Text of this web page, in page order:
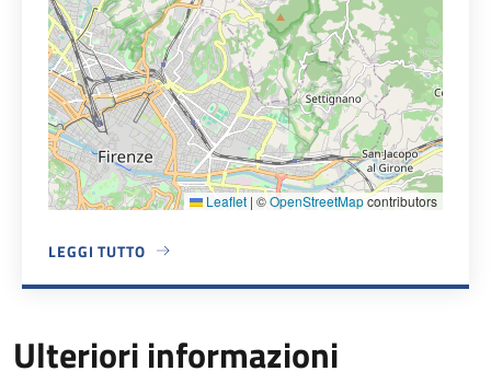
Leaflet | ©OpenStreetMapcontributors
LEGGI TUTTO
A PROPOSITO DI CASA MARCHINI CARROZZA
Ulteriori informazioni